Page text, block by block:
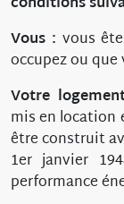
Vous : vous
occupez ou que
Votre
mis en location
être construit
1er janvier
performance